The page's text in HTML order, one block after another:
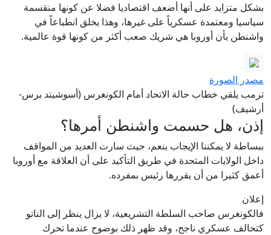
بشكل متزايد على أنها أضعف اقتصاديا فضلا عن كونها منقسمة
سياسيا ومعتمدة عسكرياً على غيرها، وهذا يخلق انطباعاً في
واشنطن بأن أوروبا هي شريك صعب أكثر من كونها قوة عالمية.
مصدر الصورة
ترمب يلقي خطاب حالة الاتحاد أمام الكونغرس (أسوشيتد برس-
أرشيف)
إذن، هل حسمت واشنطن أمرها؟
ببساطة لا يمكننا الإيجاب بنعم، حيث سارت العديد من المواقف
داخل الولايات المتحدة في طريق التأكيد على أن العلاقة مع أوروبا
أعمق كثيرا من أن يقررها رئيس بمفرده.
إعلان
فالكونغرس صاحب السلطة التشريعية، لا يزال ينظر إلى الناتو
كتحالف عسكري ناجح، وقد ظهر ذلك بوضوح عندما تحرك